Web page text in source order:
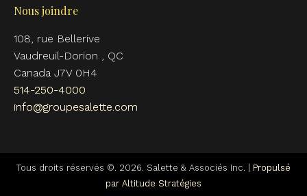
Nous joindre
108, rue Bellerive
Vaudreuil-Dorion , QC
Canada J7V 0H4
514-250-4000
info@groupesalette.com
Tous droits réservés ©. 2026. Salette & Associés Inc. | Propulsé
par Altitude Stratégies